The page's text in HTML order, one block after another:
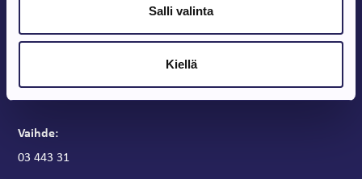
Salli valinta
Kiellä
Parkanontie 37
Arkipäivisin klo 9 – 15
Vaihde:
03 443 31